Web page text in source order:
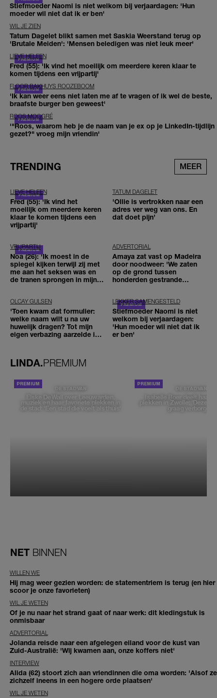
Stiefmoeder Naomi is niet welkom bij verjaardagen: 'Hun
moeder wil niet dat ik er ben'
WIL JE ZIEN
Tatum Dagelet blikt samen met Saskia Weerstand terug op
'Brutale Meiden': 'Mensen beledigen was niet leuk meer'
LIEVE HELEEN
Fred (55): 'Ik vind het moeilijk om meerdere keren klaar te
komen tijdens een vrijpartij'
FLOOR BAKHUYS ROOZEBOOM
'Ik kan weer eens niet laten me af te vragen of ik wel de beste,
braafste burger ben geweest'
ROOS MOGGRÉ
'"Roos, waarom heb je de naam van je ex op je LinkedIn-tijdlijn
gezet?" vroeg mijn vriendin'
TRENDING MEER
LIEVE HELEEN
Fred (55): 'Ik vind het
moeilijk om meerdere keren
klaar te komen tijdens een
vrijpartij'
TATUM DAGELET
'Ollie is vertrokken naar een
adres ver weg van ons. En
dat doet pijn’
VRIJPARTIJ
Noa (26): 'Ik moest in de
spiegel kijken terwijl zij met
me aan het seksen was en
de tranen sprongen in mijn
ADVERTORIAL
Amaya zat vast op Madeira
door noodweer: 'We zaten
op de grond tussen
honderden gestrande
OLCAY GULSEN
'Toen kwam dat formulier:
welke naam wilt u na uw
huwelijk dragen? Tot mijn
eigen verbazing aarzelde ik
LEKKER SAMENGESTELD
Stiefmoeder Naomi is niet
welkom bij verjaardagen:
'Hun moeder wil niet dat ik
er ben'
LINDA.PREMIUM
DE STAD VAN
Elske DeWall over Leeuwarden,
muziek en haar favoriete plekken in
de stad: 'Een stad die voelt als thuis'
DE STAD VAN
Isabelle Boer deelt haar
plekken in Zwolle: 'Deze
graag verborgen'
NET BINNEN
WILLEN WE
Hij mag weer gezien worden: de statementriem is terug (en hier
scoor je onze favorieten)
WIL JE WETEN
Of je nu naar het strand gaat of naar werk: dit kledingstuk is
onmisbaar
ADVERTORIAL
Jolanda reisde naar een afgelegen eiland voor de kust van
Zuid-Australië: 'Wij kwamen aan, onze koffers niet'
INTERVIEW
Alida (62) stoort zich aan vriendinnen die oma worden: 'Alsof ze
zichzelf ineens in een hogere orde plaatsen'
WIL JE WETEN